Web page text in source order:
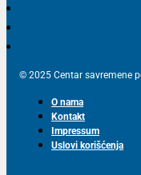
© 2025 Centar savremene
O nama
Kontakt
Impressum
Uslovi korišćenja